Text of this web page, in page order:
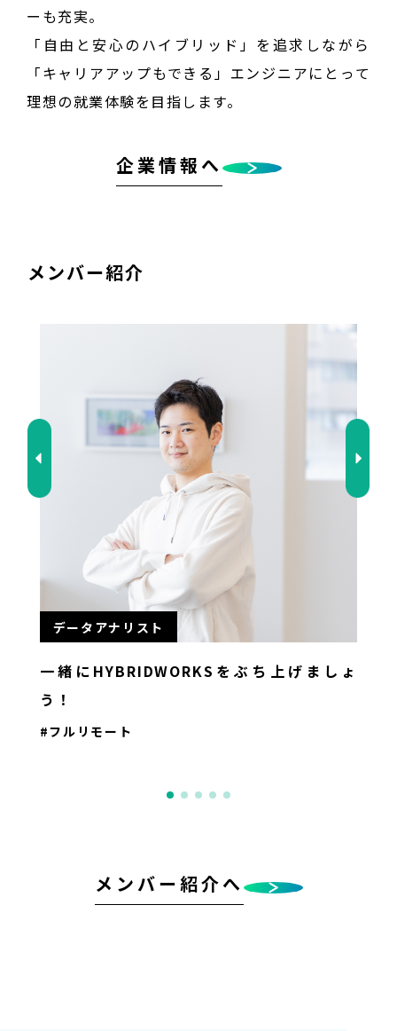
ーも充実。
「自由と安心のハイブリッド」を追求しながら
「キャリアアップもできる」エンジニアにとって
理想の就業体験を目指します。
企業情報へ
メンバー紹介
データアナリスト
一緒にHYBRIDWORKSをぶち上げましょ
う！
#フルリモート
メンバー紹介へ